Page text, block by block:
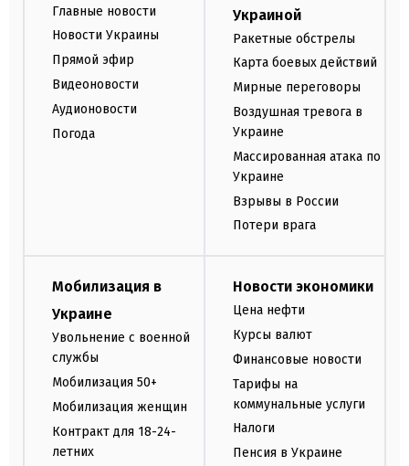
Главные новости
Новости Украины
Прямой эфир
Видеоновости
Аудионовости
Погода
Украиной
Ракетные обстрелы
Карта боевых действий
Мирные переговоры
Воздушная тревога в
Украине
Массированная атака по
Украине
Взрывы в России
Потери врага
Мобилизация в
Украине
Увольнение с военной
службы
Мобилизация 50+
Мобилизация женщин
Контракт для 18-24-
летних
Новости экономики
Цена нефти
Курсы валют
Финансовые новости
Тарифы на
коммунальные услуги
Налоги
Пенсия в Украине